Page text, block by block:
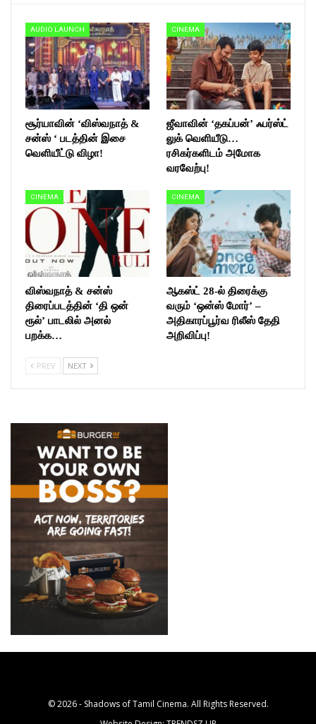
AUDIO LAUNCH
சூர்யாவின் ‘விஸ்வநாத் &
சன்ஸ் ‘ படத்தின் இசை
வெளியீட்டு விழா!
CINEMA
ஜீவாவின் ‘தகப்பன்’ ஃபர்ஸ்ட்
லுக் வெளியீடு…
ரசிகர்களிடம் அமோக
வரவேற்பு!
CINEMA
விஸ்வநாத் & சன்ஸ்
திரைப்படத்தின் ‘தி ஒன்
ரூல்’ பாடலில் அனல்
பறக்க…
CINEMA
ஆகஸ்ட் 28-ல் திரைக்கு
வரும் ‘ஒன்ஸ் மோர்’ –
அதிகாரப்பூர்வ ரிலீஸ் தேதி
அறிவிப்பு!
PREV NEXT
© 2026 - Shadows of Tamil Cinema. All Rights Reserved.